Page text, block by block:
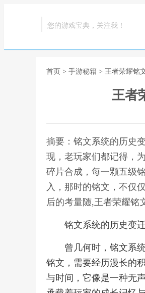
您的游戏宝典，关注我！
首页 > 手游秘籍 > 王者荣耀铭
王者
摘要：铭文系统的历史
现，老玩家们都记得，
碎片合成，每一颗五级
入，那时的铭文，不仅
后的考量随,王者荣耀铭
铭文系统的历史变
曾几何时，铭文系
铭文，需要经历漫长的
与时间，它像是一种无